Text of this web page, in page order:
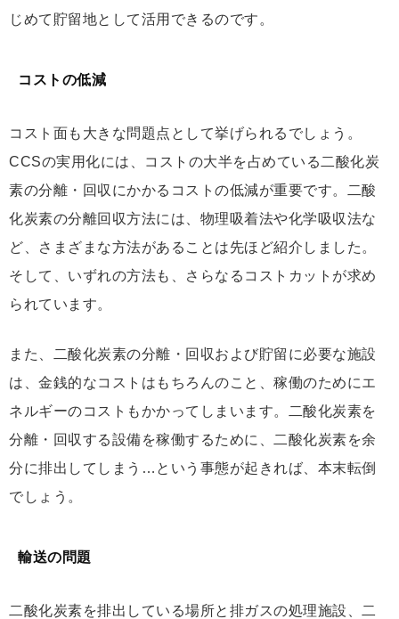
じめて貯留地として活用できるのです。
コストの低減
コスト面も大きな問題点として挙げられるでしょう。
CCSの実用化には、コストの大半を占めている二酸化炭
素の分離・回収にかかるコストの低減が重要です。二酸
化炭素の分離回収方法には、物理吸着法や化学吸収法な
ど、さまざまな方法があることは先ほど紹介しました。
そして、いずれの方法も、さらなるコストカットが求め
られています。
また、二酸化炭素の分離・回収および貯留に必要な施設
は、金銭的なコストはもちろんのこと、稼働のためにエ
ネルギーのコストもかかってしまいます。二酸化炭素を
分離・回収する設備を稼働するために、二酸化炭素を余
分に排出してしまう…という事態が起きれば、本末転倒
でしょう。
輸送の問題
二酸化炭素を排出している場所と排ガスの処理施設、二